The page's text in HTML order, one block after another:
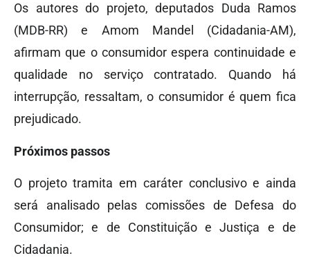
Os autores do projeto, deputados Duda Ramos
(MDB-RR) e Amom Mandel (Cidadania-AM),
afirmam que o consumidor espera continuidade e
qualidade no serviço contratado. Quando há
interrupção, ressaltam, o consumidor é quem fica
prejudicado.
Próximos passos
O projeto tramita em caráter conclusivo e ainda
será analisado pelas comissões de Defesa do
Consumidor; e de Constituição e Justiça e de
Cidadania.